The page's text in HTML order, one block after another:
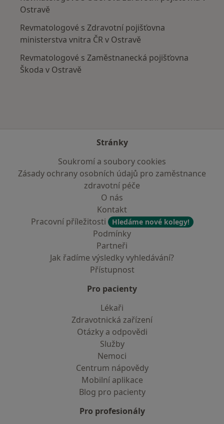
Ostravě
Revmatologové s Zdravotní pojišťovna
ministerstva vnitra ČR v Ostravě
Revmatologové s Zaměstnanecká pojišťovna
Škoda v Ostravě
Stránky
Soukromí a soubory cookies
Zásady ochrany osobních údajů pro zaměstnance
zdravotní péče
O nás
Kontakt
Pracovní příležitosti
Hledáme nové kolegy!
Podmínky
Partneři
Jak řadíme výsledky vyhledávání?
Přístupnost
Pro pacienty
Lékaři
Zdravotnická zařízení
Otázky a odpovědi
Služby
Nemoci
Centrum nápovědy
Mobilní aplikace
Blog pro pacienty
Pro profesionály